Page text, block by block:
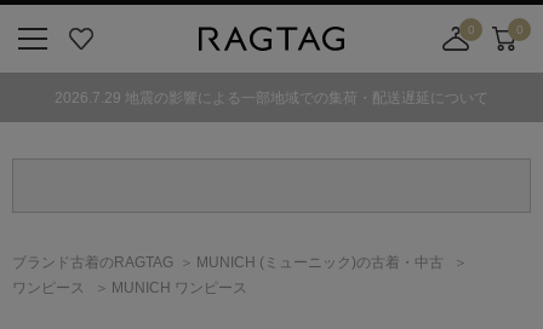
気
0
舗
カ
ト
0
2026.7.29 地震の影響による一部地域での集荷・配送遅延について
ブランド古着のRAGTAG MUNICH (ミューニック)の古着・中古
ワンピース
MUNICH ワンピース